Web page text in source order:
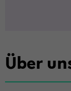
Über